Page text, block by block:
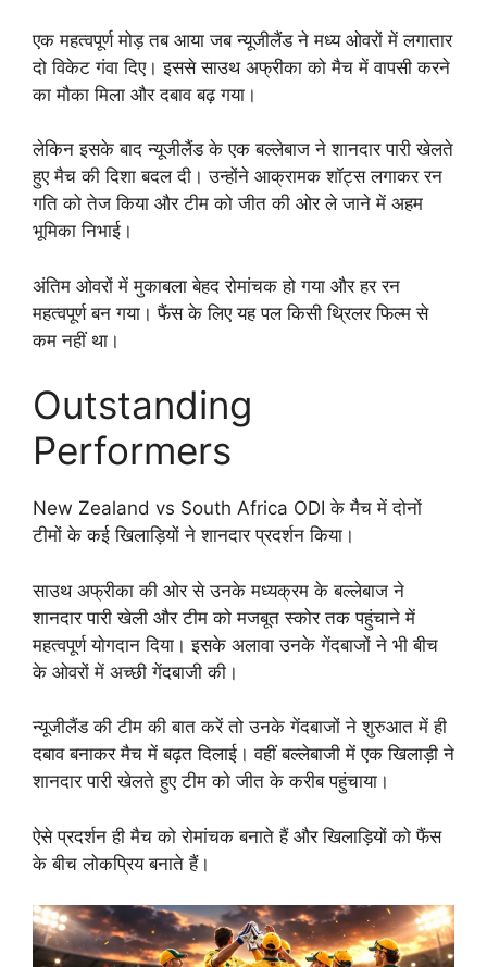
एक महत्वपूर्ण मोड़ तब आया जब न्यूजीलैंड ने मध्य ओवरों में लगातार
दो विकेट गंवा दिए। इससे साउथ अफ्रीका को मैच में वापसी करने
का मौका मिला और दबाव बढ़ गया।
लेकिन इसके बाद न्यूजीलैंड के एक बल्लेबाज ने शानदार पारी खेलते
हुए मैच की दिशा बदल दी। उन्होंने आक्रामक शॉट्स लगाकर रन
गति को तेज किया और टीम को जीत की ओर ले जाने में अहम
भूमिका निभाई।
अंतिम ओवरों में मुकाबला बेहद रोमांचक हो गया और हर रन
महत्वपूर्ण बन गया। फैंस के लिए यह पल किसी थ्रिलर फिल्म से
कम नहीं था।
Outstanding
Performers
New Zealand vs South Africa ODI के मैच में दोनों
टीमों के कई खिलाड़ियों ने शानदार प्रदर्शन किया।
साउथ अफ्रीका की ओर से उनके मध्यक्रम के बल्लेबाज ने
शानदार पारी खेली और टीम को मजबूत स्कोर तक पहुंचाने में
महत्वपूर्ण योगदान दिया। इसके अलावा उनके गेंदबाजों ने भी बीच
के ओवरों में अच्छी गेंदबाजी की।
न्यूजीलैंड की टीम की बात करें तो उनके गेंदबाजों ने शुरुआत में ही
दबाव बनाकर मैच में बढ़त दिलाई। वहीं बल्लेबाजी में एक खिलाड़ी ने
शानदार पारी खेलते हुए टीम को जीत के करीब पहुंचाया।
ऐसे प्रदर्शन ही मैच को रोमांचक बनाते हैं और खिलाड़ियों को फैंस
के बीच लोकप्रिय बनाते हैं।